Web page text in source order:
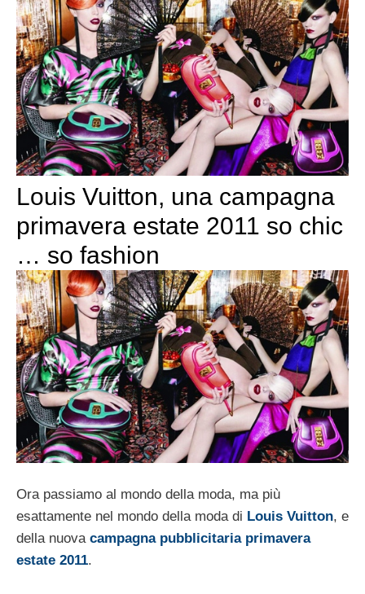
Louis Vuitton, una campagna
primavera estate 2011 so chic
… so fashion
Ora passiamo al mondo della moda, ma più
esattamente nel mondo della moda di Louis Vuitton, e
della nuova campagna pubblicitaria primavera
estate 2011.